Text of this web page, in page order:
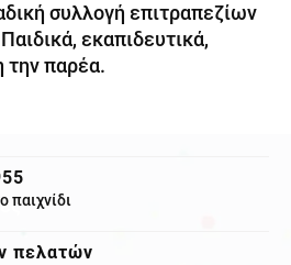
συλλογή επιτραπεζίων
εκαπιδευτικά,
την παρέα.
παιχνίδι
πελατών